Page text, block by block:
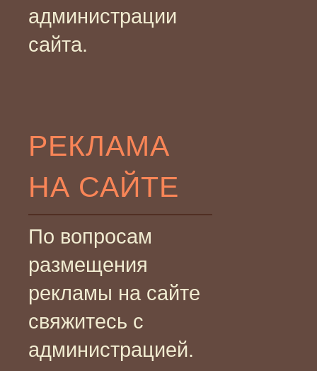
администрации
сайта.
РЕКЛАМА
НА САЙТЕ
По вопросам
размещения
рекламы на сайте
свяжитесь с
администрацией.